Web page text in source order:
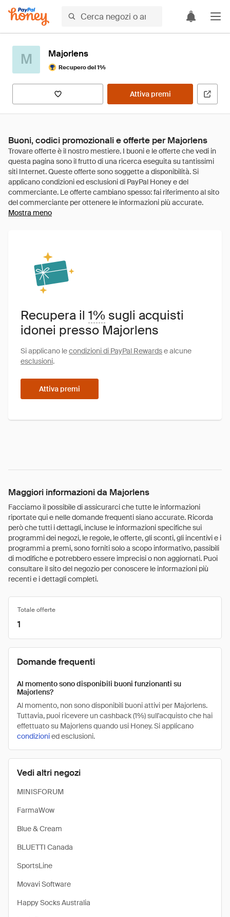
M Majorlens
Recupero del 1%
Attiva premi
Buoni, codici promozionali e offerte per Majorlens
Mostra meno
Recupera il 1% sugli acquisti
idonei presso Majorlens
Si applicano lecondizioni di PayPal Rewardse alcune
esclusioni.
Attiva premi
Maggiori informazioni da Majorlens
Facciamo il possibile di assicurarci che tutte le informazioni
riportate qui e nelle domande frequenti siano accurate. Ricorda
però che tutti i dettagli, incluse le informazioni specifiche sui
programmi dei negozi, le regole, le offerte, gli sconti, gli incentivi e i
programmi a premi, sono forniti solo a scopo informativo, passibili
di modifiche e potrebbero essere imprecisi o non aggiornati. Puoi
consultare il sito del negozio per conoscere le informazioni più
recenti e i dettagli completi.
Vedi altri negozi
MINISFORUM
FarmaWow
Blue & Cream
BLUETTI Canada
SportsLine
Movavi Software
Happy Socks Australia
Totale offerte
1
Domande frequenti
Al momento sono disponibili buoni funzionanti su
Majorlens?
Al momento, non sono disponibili buoni attivi per Majorlens.
Tuttavia, puoi ricevere un cashback (1%) sull'acquisto che hai
effettuato su Majorlens quando usi Honey. Si applicano
condizionied esclusioni.